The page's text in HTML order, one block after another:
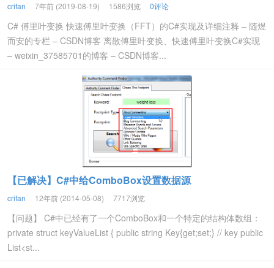
crifan 7年前 (2019-08-19) 1586浏览 0评论
C# 傅里叶变换 快速傅里叶变换（FFT）的C#实现及详细注释 – 随煜
而安的专栏 – CSDN博客 离散傅里叶变换、快速傅里叶变换C#实现
– weixin_37585701的博客 – CSDN博客...
【已解决】C#中给ComboBox设置数据源
crifan 12年前 (2014-05-08) 7717浏览
【问题】 C#中已经有了一个ComboBox和一个特定的结构体数组：
private struct keyValueList { public string Key{get;set;} // key public
List<st...